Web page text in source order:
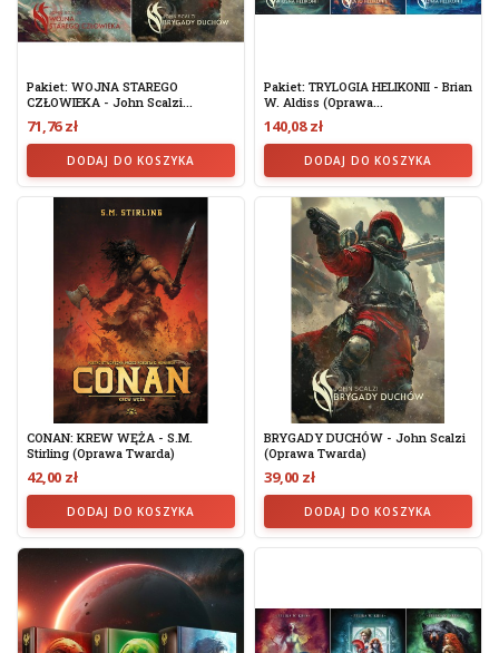
Pakiet: WOJNA STAREGO
CZŁOWIEKA - John Scalzi...
71,76 zł
DODAJ DO KOSZYKA
Pakiet: TRYLOGIA HELIKONII - Brian
W. Aldiss (oprawa...
140,08 zł
DODAJ DO KOSZYKA
CONAN: KREW WĘŻA - S.M.
Stirling (oprawa Twarda)
42,00 zł
DODAJ DO KOSZYKA
BRYGADY DUCHÓW - John Scalzi
(oprawa Twarda)
39,00 zł
DODAJ DO KOSZYKA